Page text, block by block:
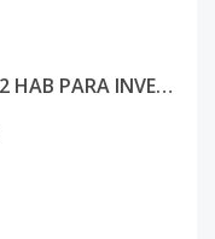
SKY VIEW - VENTA APTS DE 1 Y 2 HAB PARA INVERSION